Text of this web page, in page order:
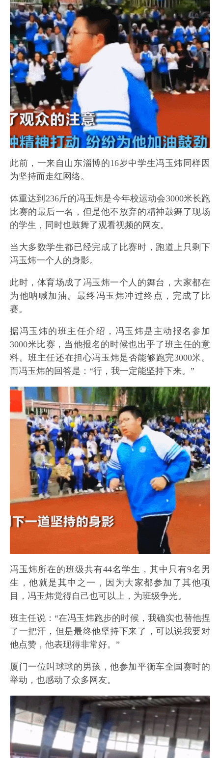
此前，一来自山东淄博的16岁中学生冯玉炜同样因
为坚持而走红网络。
体重达到236斤的冯玉炜是今年校运动会3000米长跑
比赛的最后一名，但是他不放弃的精神鼓舞了现场
的学生，同时也鼓舞了观看视频的网友。
当大多数学生都已经完成了比赛时，跑道上只剩下
冯玉炜一个人的身影。
此时，体育场成了冯玉炜一个人的舞台，大家都在
为他呐喊加油。最终冯玉炜冲过终点，完成了比
赛。
据冯玉炜的班主任介绍，冯玉炜是主动报名参加
3000米比赛，当他报名的时候也出乎了班主任的意
料。班主任还在担心冯玉炜是否能够跑完3000米。
而冯玉炜的回答是：“行，我一定能坚持下来。”
冯玉炜所在的班级共有44名学生，其中只有9名男
生，他就是其中之一，因为大家都参加了其他项
目，冯玉炜觉得自己也可以上，为班级争光。
班主任说：“在冯玉炜跑步的时候，我确实也替他捏
了一把汗，但是最终他坚持下来了，可以说我要对
他点赞，他表现得非常好。”
厦门一位叫球球的男孩，他参加平衡车全国赛时的
举动，也感动了众多网友。